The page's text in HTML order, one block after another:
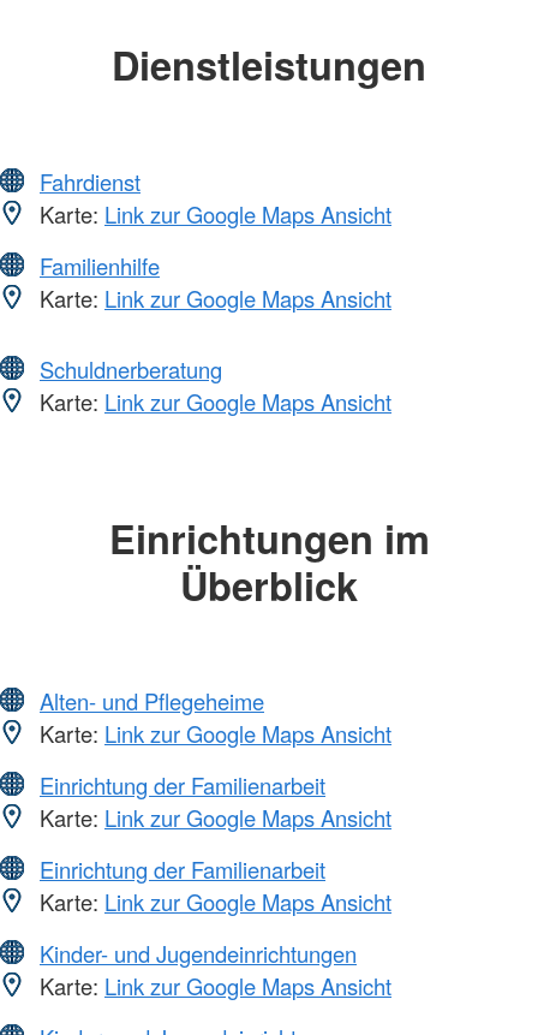
Dienstleistungen
Fahrdienst
Karte: Link zur Google Maps Ansicht
Familienhilfe
Karte: Link zur Google Maps Ansicht
Schuldnerberatung
Karte: Link zur Google Maps Ansicht
Einrichtungen im
Überblick
Alten- und Pflegeheime
Karte: Link zur Google Maps Ansicht
Einrichtung der Familienarbeit
Karte: Link zur Google Maps Ansicht
Einrichtung der Familienarbeit
Karte: Link zur Google Maps Ansicht
Kinder- und Jugendeinrichtungen
Karte: Link zur Google Maps Ansicht